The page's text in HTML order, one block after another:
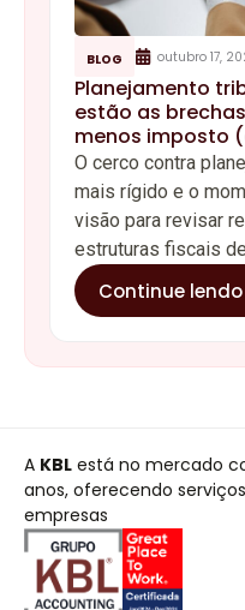
BLOG outubro 17,
Planejamento
estão as
menos imposto
O cerco contra
mais rígido e o
visão para revisar
estruturas fiscais
Continue lendo
A KBL está no mercado
anos, oferecendo
empresas